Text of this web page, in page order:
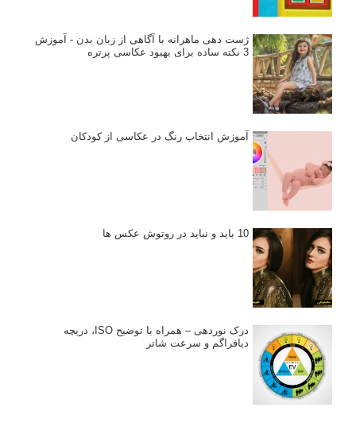
ژست دهی ماهرانه با آگاهی از زبان بدن - آموزش
3 نکته ساده برای بهبود عکاسی پرتره
آموزش انتخاب رنگ در عکاسی از کودکان
10 باید و نباید در روتوش عکس ها
درک نوردهی – همراه با توضیح ISO، دریچه
دیافراگم و سرعت شاتر